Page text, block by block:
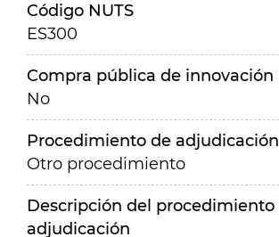
Código NUTS
ES300
Compra pública de innovación
No
Procedimiento de adjudicación
Otro procedimiento
Descripción del procedimiento
adjudicación